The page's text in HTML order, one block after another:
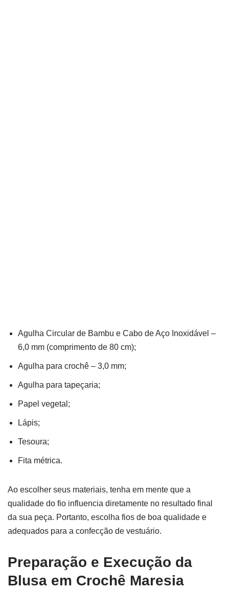
Agulha Circular de Bambu e Cabo de Aço Inoxidável –
6,0 mm (comprimento de 80 cm);
Agulha para crochê – 3,0 mm;
Agulha para tapeçaria;
Papel vegetal;
Lápis;
Tesoura;
Fita métrica.
Ao escolher seus materiais, tenha em mente que a
qualidade do fio influencia diretamente no resultado final
da sua peça. Portanto, escolha fios de boa qualidade e
adequados para a confecção de vestuário.
Preparação e Execução da
Blusa em Crochê Maresia